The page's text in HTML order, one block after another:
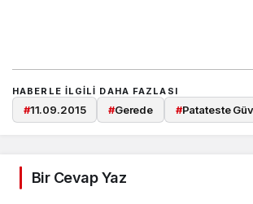
HABERLE ILGILI DAHA FAZLASI
#11.09.2015 #Gerede #Patateste
Bir Cevap Yaz